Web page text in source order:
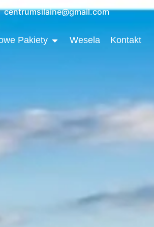
centrumsilaine@gmail.com
Pakiety OPEN GOTOWE
Wesela Kontakt